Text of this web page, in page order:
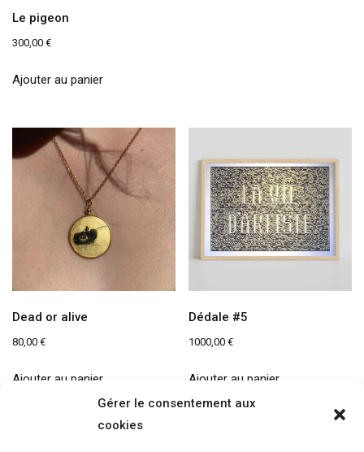
Gérer le consentement aux
cookies
Le pigeon
300,00 €
Ajouter au panier
Dead or alive
80,00 €
Ajouter au panier
Dédale #5
1000,00€
Ajouter au panier